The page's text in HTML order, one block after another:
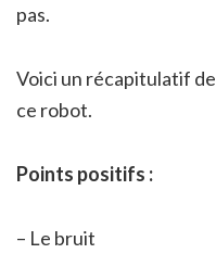
pas.
Voici un récapitulatif
ce robot.
Points positifs :
– Le bruit